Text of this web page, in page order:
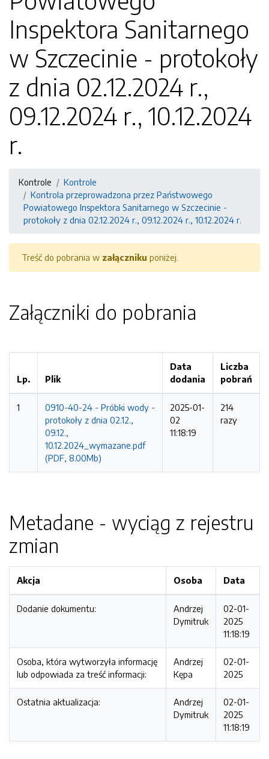
Inspektora Sanitarnego
w Szczecinie - protokoły
z dnia 02.12.2024 r.,
09.12.2024 r., 10.12.2024
r.
Kontrole
Kontrole
Kontrola przeprowadzona przez Państwowego
Powiatowego Inspektora Sanitarnego w Szczecinie -
protokoły z dnia 02.12.2024 r., 09.12.2024 r., 10.12.2024 r.
Treść do pobrania w załączniku poniżej.
Załączniki do pobrania
Lp. Plik
Data
dodania
Liczba
pobrań
1
0910-40-24 - Próbki wody -
protokoły z dnia 02.12.,
09.12.,
10.12.2024_wymazane.pdf
(PDF, 8.00Mb)
2025-01-
02
11:18:19
214
razy
Metadane - wyciąg z rejestru
zmian
Akcja Osoba Data
Dodanie dokumentu:
Andrzej
Dymitruk
02-01-
2025
11:18:19
Osoba, która wytworzyła informację
lub odpowiada za treść informacji:
Andrzej
Kępa
02-01-
2025
Ostatnia aktualizacja:
Andrzej
Dymitruk
02-01-
2025
11:18:19